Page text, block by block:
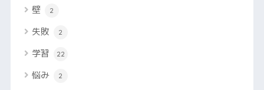
壁 2
失敗 2
学習 22
悩み 2